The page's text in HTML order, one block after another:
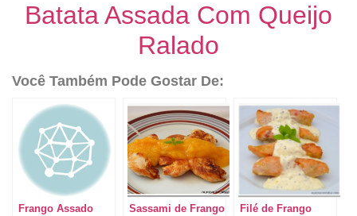
Batata Assada Com Queijo
Ralado
Você Também Pode Gostar De:
Frango Assado
Sassami de Frango
Filé de Frango